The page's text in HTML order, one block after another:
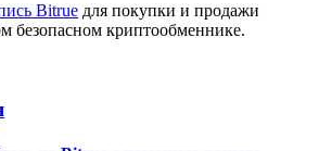
Bitrue для покупки и продажи
безопасном криптообменнике.